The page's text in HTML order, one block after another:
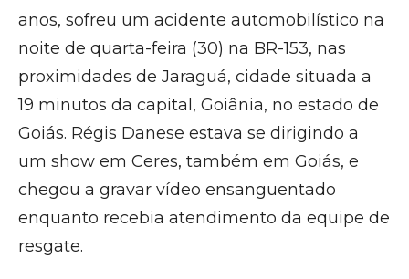
anos, sofreu um acidente automobilístico na
noite de quarta-feira (30) na BR-153, nas
proximidades de Jaraguá, cidade situada a
19 minutos da capital, Goiânia, no estado de
Goiás. Régis Danese estava se dirigindo a
um show em Ceres, também em Goiás, e
chegou a gravar vídeo ensanguentado
enquanto recebia atendimento da equipe de
resgate.